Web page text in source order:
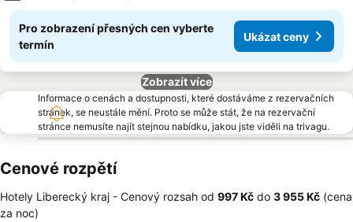
Pro zobrazení přesných cen vyberte
termín
Ukázat ceny
Zobrazít více
Informace o cenách a dostupnosti, které dostáváme z rezervačních
stránek, se neustále mění. Proto se může stát, že na rezervační
stránce nemusíte najít stejnou nabídku, jakou jste viděli na trivagu.
Cenové rozpětí
Hotely Liberecký kraj - Cenový rozsah od ‎997 Kč do ‎3 955 Kč (cena
za noc)